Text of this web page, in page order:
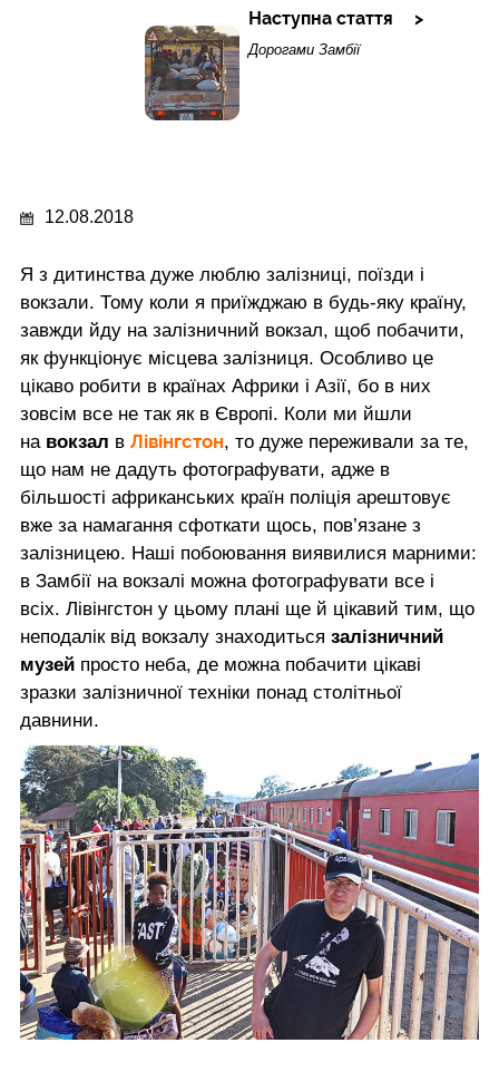
Наступна стаття
Дорогами Замбії
12.08.2018
Я з дитинства дуже люблю залізниці, поїзди і
вокзали. Тому коли я приїжджаю в будь-яку країну,
завжди йду на залізничний вокзал, щоб побачити,
як функціонує місцева залізниця. Особливо це
цікаво робити в країнах Африки і Азії, бо в них
зовсім все не так як в Європі. Коли ми йшли
на вокзал в Лівінгстон, то дуже переживали за те,
що нам не дадуть фотографувати, адже в
більшості африканських країн поліція арештовує
вже за намагання сфоткати щось, пов’язане з
залізницею. Наші побоювання виявилися марними:
в Замбії на вокзалі можна фотографувати все і
всіх. Лівінгстон у цьому плані ще й цікавий тим, що
неподалік від вокзалу знаходиться залізничний
музей просто неба, де можна побачити цікаві
зразки залізничної техніки понад столітньої
давнини.